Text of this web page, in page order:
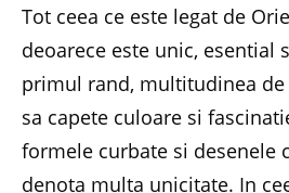
Tot ceea ce este legat de
deoarece este unic, esential
primul rand, multitudinea
sa capete culoare si
formele curbate si desenele
denota multa unicitate. In